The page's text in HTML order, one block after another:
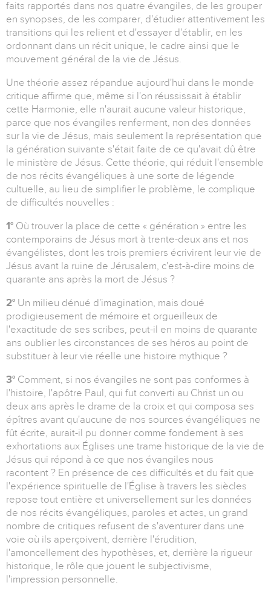
faits rapportés dans nos quatre évangiles, de les grouper
en synopses, de les comparer, d'étudier attentivement les
transitions qui les relient et d'essayer d'établir, en les
ordonnant dans un récit unique, le cadre ainsi que le
mouvement général de la vie de Jésus.
Une théorie assez répandue aujourd'hui dans le monde
critique affirme que, même si l'on réussissait à établir
cette Harmonie, elle n'aurait aucune valeur historique,
parce que nos évangiles renferment, non des données
sur la vie de Jésus, mais seulement la représentation que
la génération suivante s'était faite de ce qu'avait dû être
le ministère de Jésus. Cette théorie, qui réduit l'ensemble
de nos récits évangéliques à une sorte de légende
cultuelle, au lieu de simplifier le problème, le complique
de difficultés nouvelles :
1° Où trouver la place de cette « génération » entre les
contemporains de Jésus mort à trente-deux ans et nos
évangélistes, dont les trois premiers écrivirent leur vie de
Jésus avant la ruine de Jérusalem, c'est-à-dire moins de
quarante ans après la mort de Jésus ?
2° Un milieu dénué d'imagination, mais doué
prodigieusement de mémoire et orgueilleux de
l'exactitude de ses scribes, peut-il en moins de quarante
ans oublier les circonstances de ses héros au point de
substituer à leur vie réelle une histoire mythique ?
3° Comment, si nos évangiles ne sont pas conformes à
l'histoire, l'apôtre Paul, qui fut converti au Christ un ou
deux ans après le drame de la croix et qui composa ses
épîtres avant qu'aucune de nos sources évangéliques ne
fût écrite, aurait-il pu donner comme fondement à ses
exhortations aux Églises une trame historique de la vie de
Jésus qui répond à ce que nos évangiles nous
racontent ? En présence de ces difficultés et du fait que
l'expérience spirituelle de l'Église à travers les siècles
repose tout entière et universellement sur les données
de nos récits évangéliques, paroles et actes, un grand
nombre de critiques refusent de s'aventurer dans une
voie où ils aperçoivent, derrière l'érudition,
l'amoncellement des hypothèses, et, derrière la rigueur
historique, le rôle que jouent le subjectivisme,
l'impression personnelle.